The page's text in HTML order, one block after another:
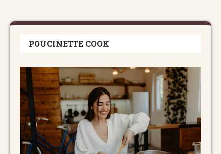
POUCINETTE COOK